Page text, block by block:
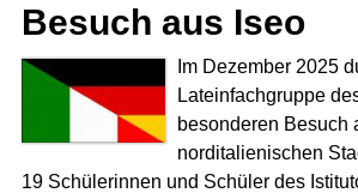
Besuch aus Iseo
Im Dezember 2025
Lateinfachgruppe
besonderen Besuch
norditalienischen
19 Schülerinnen und Schüler des